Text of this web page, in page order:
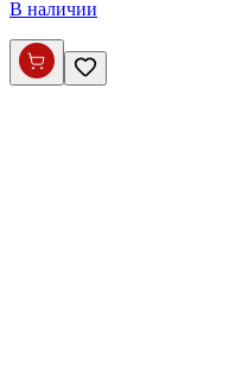
В наличии